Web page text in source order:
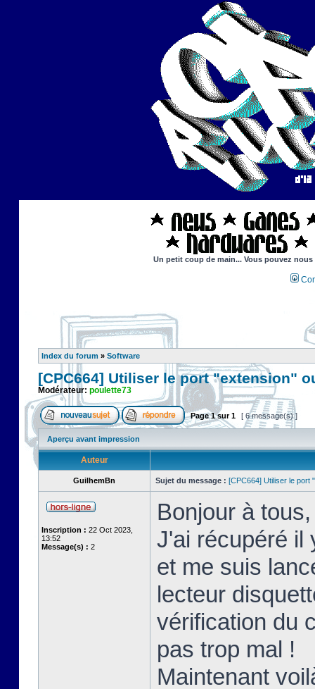
Un petit coup de main... Vous pouvez
Index du forum » Software
[CPC664] Utiliser le port "extension"
Modérateur: poulette73
Page1sur1 [ 6 message(s) ]
Aperçu avant impression
Auteur
GuilhemBn Sujet du message : [CPC664] Utiliser le port
Inscription : 22 Oct 2023,
13:52
Message(s) : 2
Bonjour à tous,
J'ai récupéré il
et me suis
lecteur
vérification du
pas trop mal !
Maintenant